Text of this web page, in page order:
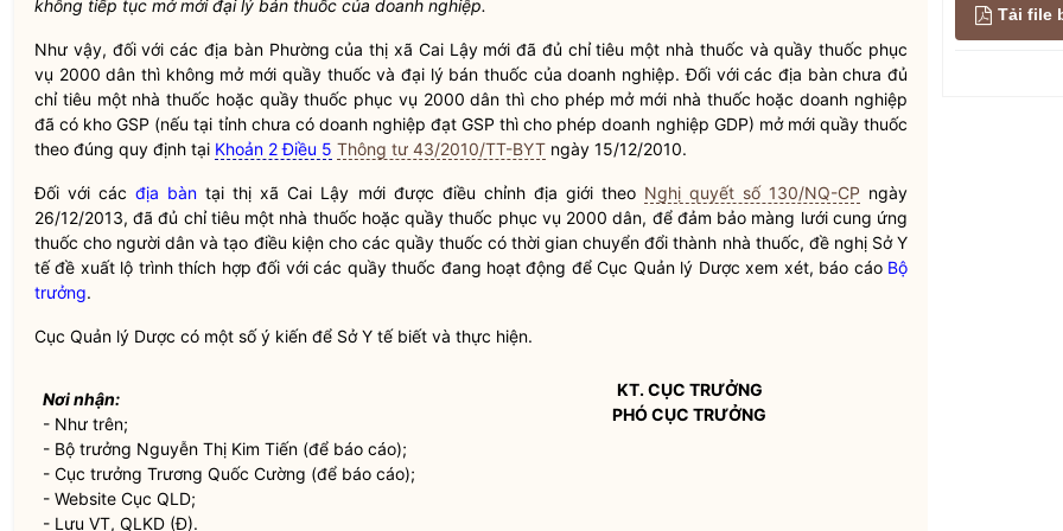
không tiếp tục mở mới đại lý bán thuốc của doanh nghiệp.
Như vậy, đối với các địa bànPhường của thị xã Cai Lậy mới đã đủ chỉ tiêu một nhà thuốc và quầy thuốc phục
vụ 2000 dân thì không mở mới quầy thuốc và đại lý bán thuốc của doanh nghiệp. Đối với các địa bànchưa đủ
chỉ tiêu một nhà thuốc hoặc quầy thuốc phục vụ 2000 dân thì cho phép mở mới nhà thuốc hoặc doanh nghiệp
đã có kho GSP (nếu tại tỉnh chưa có doanh nghiệp đạt GSP thì cho phép doanh nghiệp GDP) mở mới quầy thuốc
theo đúng quy định tại Khoản 2 Điều 5 Thông tư 43/2010/TT-BYT ngày 15/12/2010.
Đối với cácđịa bàn tại thị xã Cai Lậy mới được điều chỉnh địa giới theo Nghị quyết số 130/NQ-CP ngày
26/12/2013, đã đủ chỉ tiêu một nhà thuốc hoặc quầy thuốc phục vụ 2000 dân, để đảm bảo màng lưới cung ứng
thuốc cho người dân và tạo điều kiện cho các quầy thuốc có thời gian chuyển đổi thành nhà thuốc, đề nghị Sở Y
tế đề xuất lộ trình thích hợp đối với các quầy thuốc đang hoạt động để Cục Quản lý Dược xem xét, báo cáo Bộ
trưởng.
Cục Quản lý Dược có một số ý kiến để Sở Y tế biết và thực hiện.
Nơi nhận:
- Như trên;
- Bộ trưởng Nguyễn Thị Kim Tiến (để báo cáo);
- Cục trưởng Trương Quốc Cường (để báo cáo);
- Website Cục QLD;
- Lưu VT, QLKD (Đ).
KT. CỤC TRƯỞNG
PHÓ CỤC TRƯỞNG
Tải file